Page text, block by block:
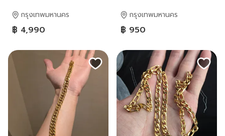
กรุงเทพมหานคร
฿ 4,990
กรุงเทพมหานคร
฿ 950